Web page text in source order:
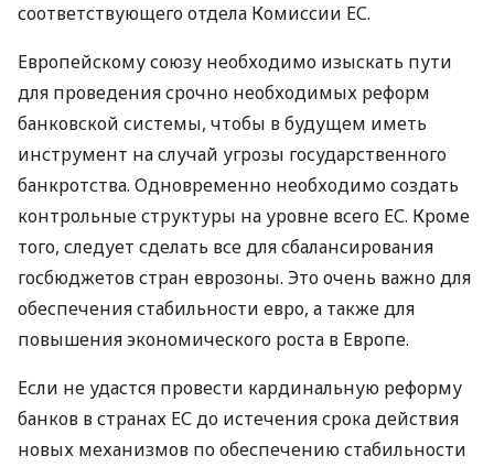
соответствующего отдела Комиссии ЕС.
Европейскому союзу необходимо изыскать пути
для проведения срочно необходимых реформ
банковской системы, чтобы в будущем иметь
инструмент на случай угрозы государственного
банкротства. Одновременно необходимо создать
контрольные структуры на уровне всего ЕС. Кроме
того, следует сделать все для сбалансирования
госбюджетов стран еврозоны. Это очень важно для
обеспечения стабильности евро, а также для
повышения экономического роста в Европе.
Если не удастся провести кардинальную реформу
банков в странах ЕС до истечения срока действия
новых механизмов по обеспечению стабильности